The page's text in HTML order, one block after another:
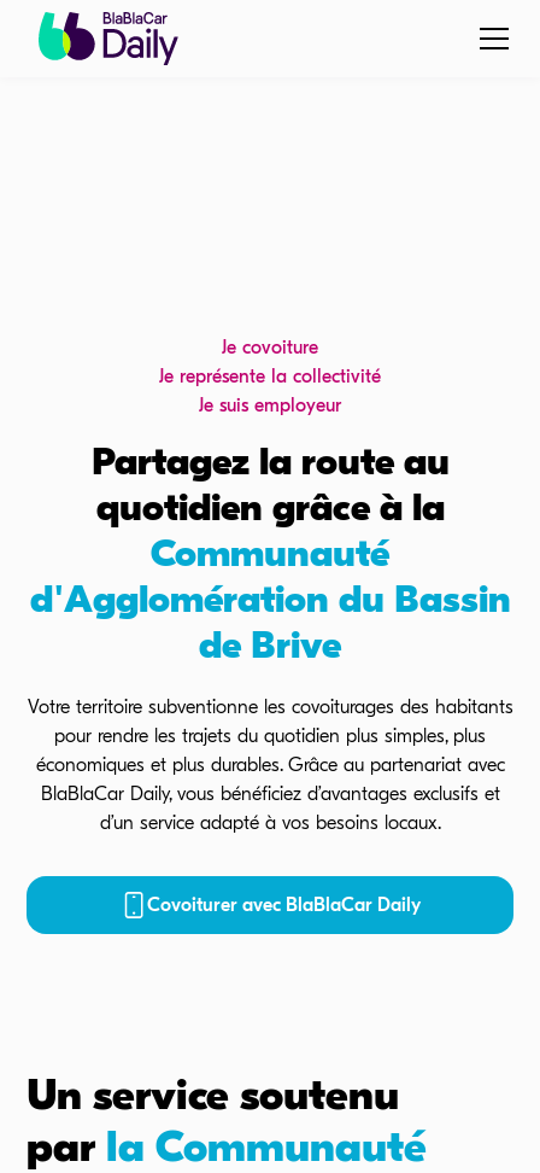
Je covoiture
Je représente la collectivité
Je suis employeur
Partagez la route au
quotidien grâce à la
Communauté
d'Agglomération du Bassin
de Brive
Votre territoire subventionne les covoiturages des habitants
pour rendre les trajets du quotidien plus simples, plus
économiques et plus durables. Grâce au partenariat avec
BlaBlaCar Daily, vous bénéficiez d’avantages exclusifs et
d’un service adapté à vos besoins locaux.
Covoiturer avec BlaBlaCar Daily
Un service soutenu
par la Communauté